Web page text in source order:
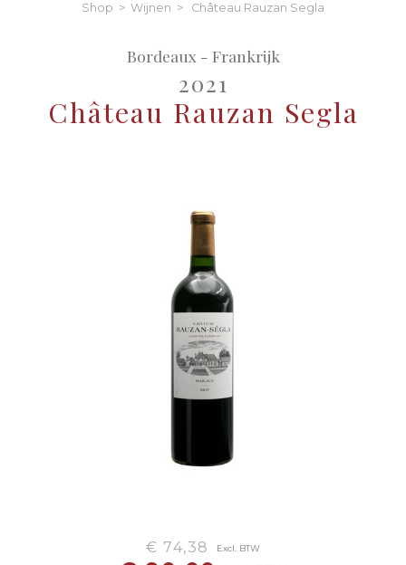
Shop > Wijnen > Château Rauzan Segla
Bordeaux - Frankrijk
2021
Château Rauzan Segla
€ 74,38 Excl. BTW